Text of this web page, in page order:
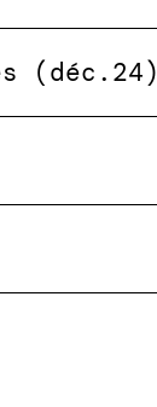
(déc.24)